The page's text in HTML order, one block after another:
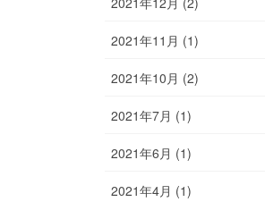
2021年11月 (1)
2021年10月 (2)
2021年7月 (1)
2021年6月 (1)
2021年4月 (1)